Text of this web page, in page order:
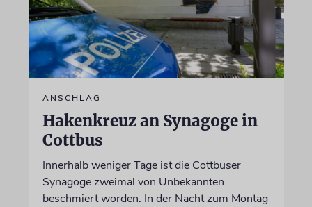
ANSCHLAG
Hakenkreuz an Synagoge in
Cottbus
Innerhalb weniger Tage ist die Cottbuser
Synagoge zweimal von Unbekannten
beschmiert worden. In der Nacht zum Montag